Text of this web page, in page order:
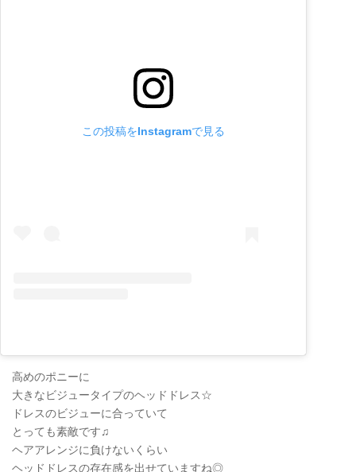
この投稿をInstagramで見る
高めのポニーに
大きなビジュータイプのヘッドドレス☆
ドレスのビジューに合っていて
とっても素敵です♫
ヘアアレンジに負けないくらい
ヘッドドレスの存在感を出せていますね◎